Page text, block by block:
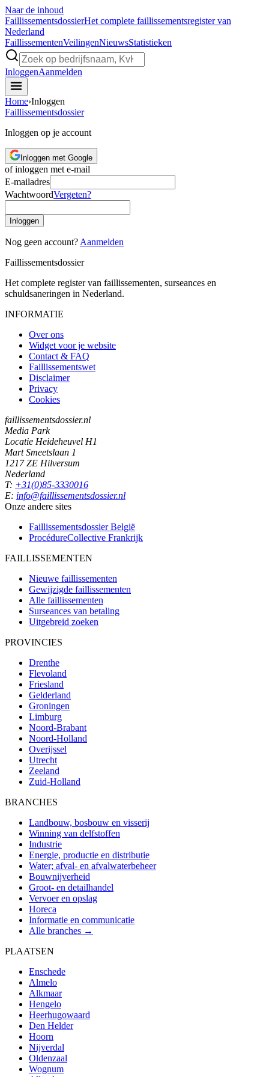
Naar de inhoud
FaillissementsdossierHet complete faillissementsregister van
Nederland
FaillissementenVeilingenNieuwsStatistieken
InloggenAanmelden
Home›Inloggen
Faillissementsdossier
Inloggen op je account
Inloggen met Google
of inloggen met e-mail
E-mailadres
WachtwoordVergeten?
Inloggen
Nog geen account? Aanmelden
Faillissementsdossier
Het complete register van faillissementen, surseances en
schuldsaneringen in Nederland.
INFORMATIE
Over ons
Widget voor je website
Contact & FAQ
Faillissementswet
Disclaimer
Privacy
Cookies
faillissementsdossier.nl
Media Park
Locatie Heideheuvel H1
Mart Smeetslaan 1
1217 ZE Hilversum
Nederland
T: +31(0)85-3330016
E: info@faillissementsdossier.nl
Onze andere sites
Faillissementsdossier België
ProcédureCollective Frankrijk
FAILLISSEMENTEN
Nieuwe faillissementen
Gewijzigde faillissementen
Alle faillissementen
Surseances van betaling
Uitgebreid zoeken
PROVINCIES
Drenthe
Flevoland
Friesland
Gelderland
Groningen
Limburg
Noord-Brabant
Noord-Holland
Overijssel
Utrecht
Zeeland
Zuid-Holland
BRANCHES
Landbouw, bosbouw en visserij
Winning van delfstoffen
Industrie
Energie, productie en distributie
Water; afval- en afvalwaterbeheer
Bouwnijverheid
Groot- en detailhandel
Vervoer en opslag
Horeca
Informatie en communicatie
Alle branches →
PLAATSEN
Enschede
Almelo
Alkmaar
Hengelo
Heerhugowaard
Den Helder
Hoorn
Nijverdal
Oldenzaal
Wognum